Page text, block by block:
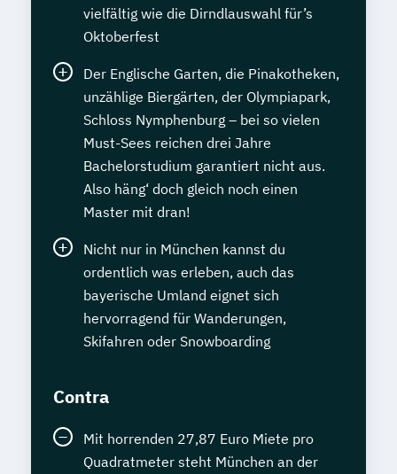
vielfältig wie die Dirndlauswahl für’s
Oktoberfest
Der Englische Garten, die Pinakotheken,
unzählige Biergärten, der Olympiapark,
Schloss Nymphenburg – bei so vielen
Must-Sees reichen drei Jahre
Bachelorstudium garantiert nicht aus.
Also häng‘ doch gleich noch einen
Master mit dran!
Nicht nur in München kannst du
ordentlich was erleben, auch das
bayerische Umland eignet sich
hervorragend für Wanderungen,
Skifahren oder Snowboarding
Contra
Mit horrenden 27,87 Euro Miete pro
Quadratmeter steht München an der